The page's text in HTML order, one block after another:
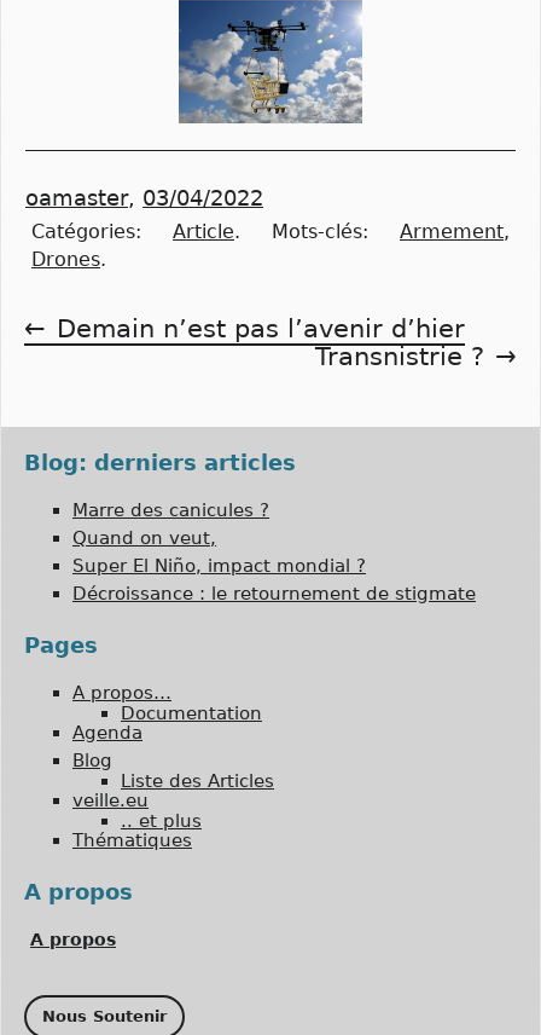
oamaster, 03/04/2022
Catégories: Article. Mots-clés: Armement,
Drones.
Navigation
l’article
Demain n’est pas l’avenir d’hier
Transnistrie ?
Blog: derniers articles
Marre des canicules ?
Quand on veut,
Super El Niño, impact mondial ?
Décroissance : le retournement de stigmate
Pages
A propos…
Documentation
Agenda
Blog
Liste des Articles
veille.eu
.. et plus
Thématiques
A propos
A propos
Nous Soutenir